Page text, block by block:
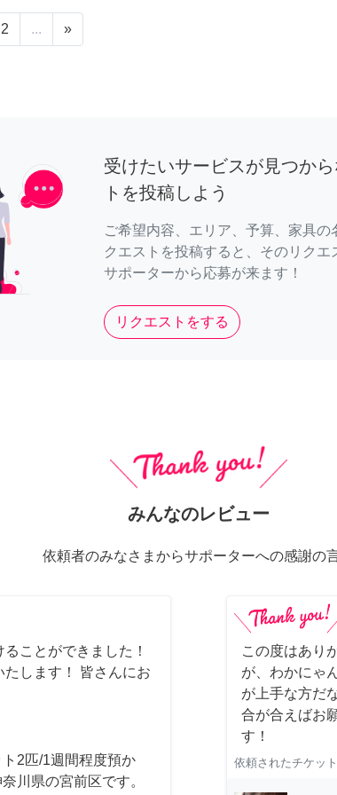
2 ... »
受けたいサービスが見つか
トを投稿しよう
ご希望内容、エリア、予算、家具の
クエストを投稿すると、そのリクエ
サポーターから応募が来ます！
リクエストをする
みんなのレビュー
依頼者のみなさまからサポーターへの感謝の
ことができました！
します！ 皆さんにお
2匹/1週間程度預か
川県の宮前区です。
この度はあり
が、わかにゃ
が上手な方だ
合が合えばお
す！
依頼されたチケット